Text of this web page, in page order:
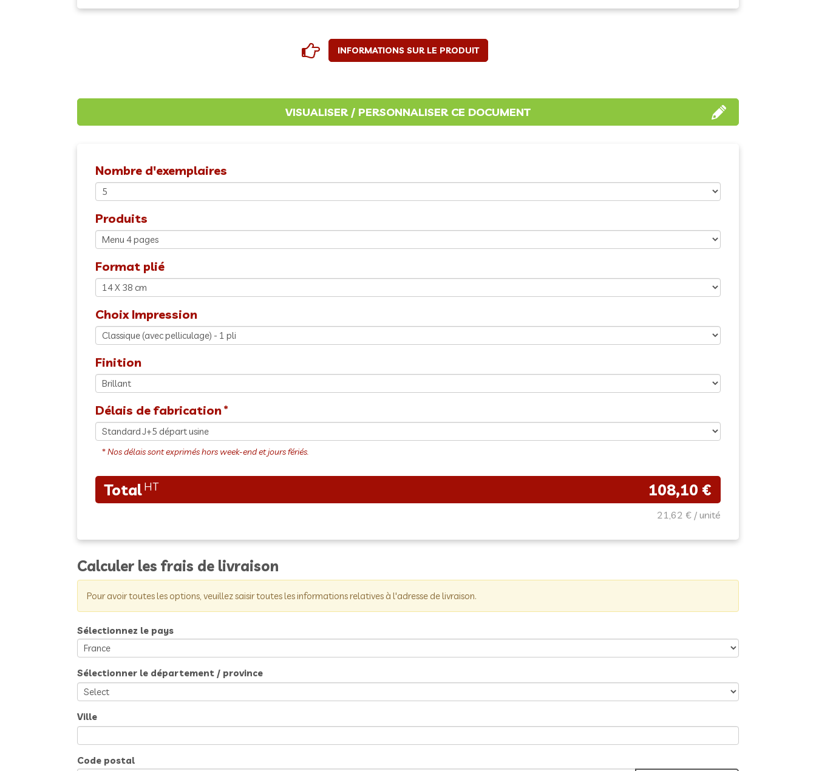
INFORMATIONS SUR LE PRODUIT
Nombre d'exemplaires
Produits
Format plié
Choix Impression
Finition
Délais de fabrication
108,10 €
21,62 €
Calculer les frais de livraison
Pour avoir toutes les options, veuillez saisir toutes les informations relatives à l'adresse de livraison.
Sélectionnez le pays
Sélectionner le département / province
Ville
Code postal